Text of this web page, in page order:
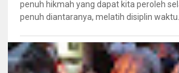
penuh hikmah yang dapat kita peroleh
penuh diantaranya, melatih disiplin waktu...